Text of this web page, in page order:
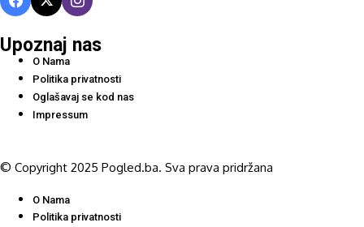
Upoznaj nas
O Nama
Politika privatnosti
Oglašavaj se kod nas
Impressum
© Copyright 2025 Pogled.ba. Sva prava pridržana
O Nama
Politika privatnosti